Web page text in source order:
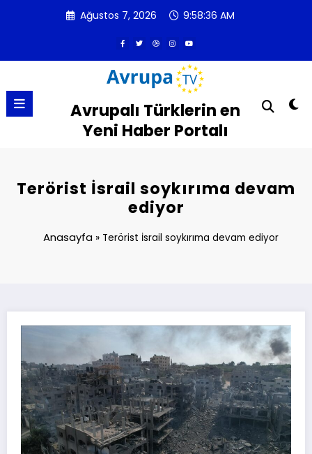
Ağustos 7, 2026 9:58:37 AM
Avrupalı Türklerin en
Yeni Haber Portalı
Terörist İsrail soykırıma devam
ediyor
Anasayfa» Terörist İsrail soykırıma devam ediyor